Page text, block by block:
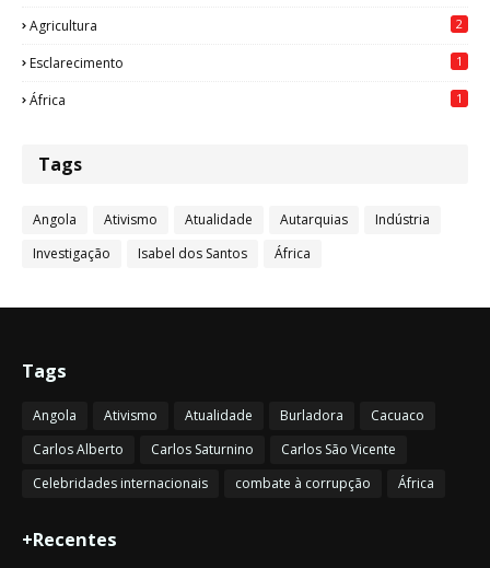
Agricultura 2
Esclarecimento 1
África 1
Tags
Angola Ativismo Atualidade Autarquias
Indústria
Investigação
Isabel dos Santos África
Tags
Angola Ativismo Atualidade Burladora
Cacuaco
Carlos Alberto
Carlos Saturnino
Carlos São Vicente
Celebridades internacionais
combate à corrupção África
+Recentes